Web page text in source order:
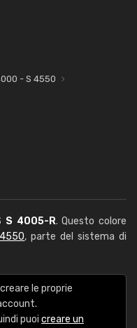
- S 4550
S 4005-R. Questo colore
, parte del sistema di
le proprie
puoi creare un